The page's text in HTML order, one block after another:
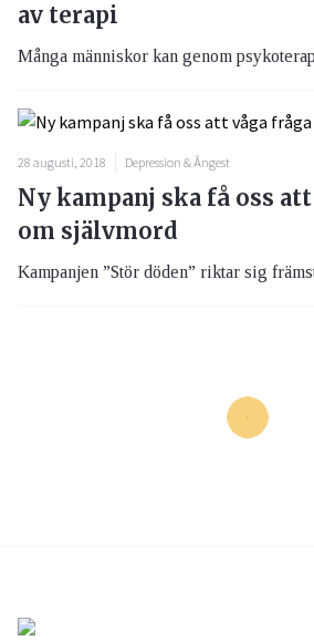
av terapi
28 augusti, 2018 Depression & Ångest
Ny kampanj ska få oss
om självmord